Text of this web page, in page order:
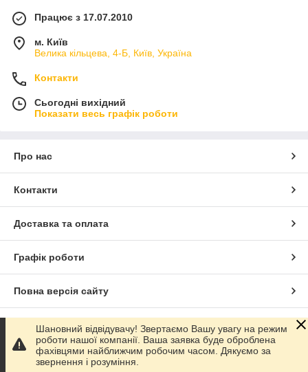
Працює з 17.07.2010
м. Київ
Велика кільцева, 4-Б, Київ, Україна
Контакти
Сьогодні вихідний
Показати весь графік роботи
Про нас
Контакти
Доставка та оплата
Графік роботи
Повна версія сайту
Сайт створено на маркетплейсі Prom.ua
Політика конфіденційності
Шановний відвідувачу! Звертаємо Вашу увагу на режим
роботи нашої компанії. Ваша заявка буде оброблена
фахівцями найближчим робочим часом. Дякуємо за
звернення і розуміння.